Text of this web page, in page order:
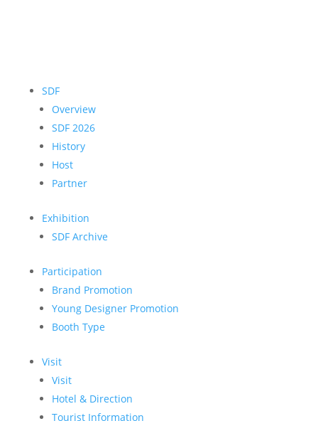
SDF
Overview
SDF 2026
History
Host
Partner
Exhibition
SDF Archive
Participation
Brand Promotion
Young Designer Promotion
Booth Type
Visit
Visit
Hotel & Direction
Tourist Information